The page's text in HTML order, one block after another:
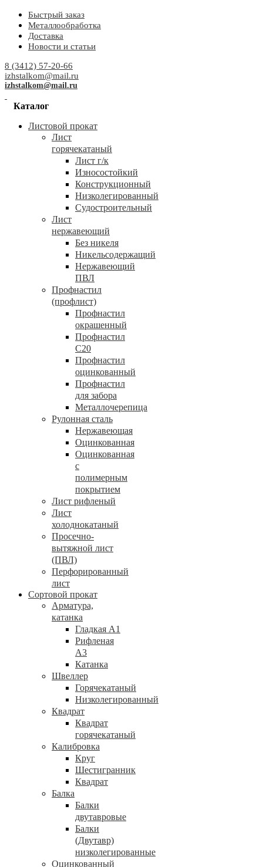
Быстрый заказ
Металлообработка
Доставка
Новости и статьи
8 (3412) 57-20-66
izhstalkom@mail.ru
izhstalkom@mail.ru
Каталог
Листовой прокат
Лист
горячекатаный
Лист г/к
Износостойкий
Конструкционный
Низколегированный
Судостроительный
Лист
нержавеющий
Без никеля
Никельсодержащий
Нержавеющий
ПВЛ
Профнастил
(профлист)
Профнастил
окрашенный
Профнастил
С20
Профнастил
оцинкованный
Профнастил
для забора
Металлочерепица
Рулонная сталь
Нержавеющая
Оцинкованная
Оцинкованная
с
полимерным
покрытием
Лист рифленый
Лист
холоднокатаный
Просечно-
вытяжной лист
(ПВЛ)
Перфорированный
лист
Сортовой прокат
Арматура,
катанка
Гладкая А1
Рифленая
А3
Катанка
Швеллер
Горячекатаный
Низколегированный
Квадрат
Квадрат
горячекатаный
Калибровка
Круг
Шестигранник
Квадрат
Балка
Балки
двутавровые
Балки
(Двутавр)
низколегированные
Оцинкованный